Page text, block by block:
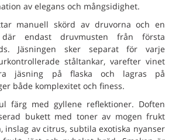
av elegans och mångsidighet.
manuell skörd av druvorna och en
där endast druvmusten från första
Jäsningen sker separat för varje
ståltankar, varefter vinet
jäsning på flaska och lagras på
både komplexitet och finess.
färg med gyllene reflektioner. Doften
bukett med toner av mogen frukt
inslag av citrus, subtila exotiska nyanser